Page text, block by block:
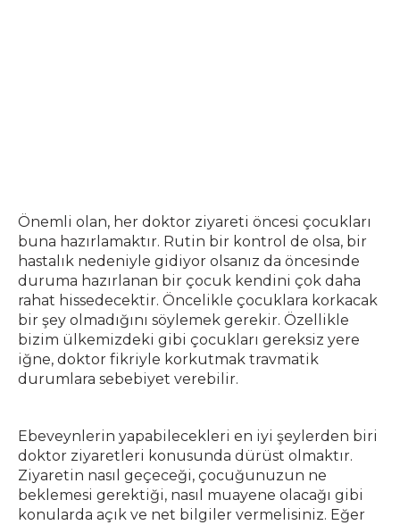
Önemli olan, her doktor ziyareti öncesi çocukları
buna hazırlamaktır. Rutin bir kontrol de olsa, bir
hastalık nedeniyle gidiyor olsanız da öncesinde
duruma hazırlanan bir çocuk kendini çok daha
rahat hissedecektir. Öncelikle çocuklara korkacak
bir şey olmadığını söylemek gerekir. Özellikle
bizim ülkemizdeki gibi çocukları gereksiz yere
iğne, doktor fikriyle korkutmak travmatik
durumlara sebebiyet verebilir.
Ebeveynlerin yapabilecekleri en iyi şeylerden biri
doktor ziyaretleri konusunda dürüst olmaktır.
Ziyaretin nasıl geçeceği, çocuğunuzun ne
beklemesi gerektiği, nasıl muayene olacağı gibi
konularda açık ve net bilgiler vermelisiniz. Eğer